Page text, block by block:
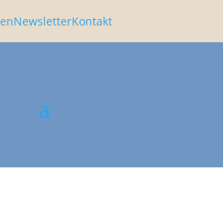
NewsletterKontakt